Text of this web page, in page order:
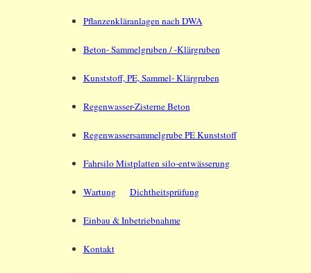
Pflanzenkläranlagen nach DWA
Beton- Sammelgruben / -Klärgruben
Kunststoff, PE, Sammel- Klärgruben
Regenwasser-Zisterne Beton
Regenwassersammelgrube PE Kunststoff
Fahrsilo Mistplatten silo-entwässerung
Wartung Dichtheitsprüfung
Einbau & Inbetriebnahme
Kontakt